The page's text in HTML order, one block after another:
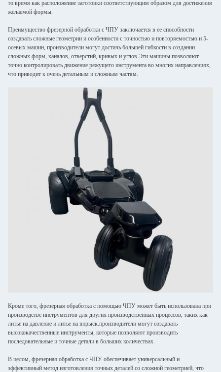
то время как расположение заготовки соответствующим образом для достижения
желаемой формы.
Преимущество фрезерной обработки с ЧПУ заключается в ее способности
создавать сложные геометрии и особенности с точностью и повторяемостью.и 5-
осевых машин, производители могут достичь большей гибкости в создании
сложных форм, каналов, отверстий, кривых и углов.Эти машины позволяют
точно контролировать движение режущего инструмента во многих направлениях,
что приводит к очень детальным и сложным частям.
Кроме того, фрезерная обработка с помощью ЧПУ может быть использована при
производстве инструментов для других производственных процессов, таких как
литье на давление и литье на впрыск.производители могут создавать
высококачественные инструменты, которые позволяют производить
последовательные и точные детали в больших количествах.
В целом, фрезерная обработка с ЧПУ обеспечивает универсальный и
эффективный метод изготовления точных деталей со сложной геометрией, что